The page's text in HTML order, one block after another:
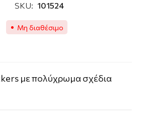
SKU: 101524
Μη διαθέσιμο
με πολύχρωμα σχέδια